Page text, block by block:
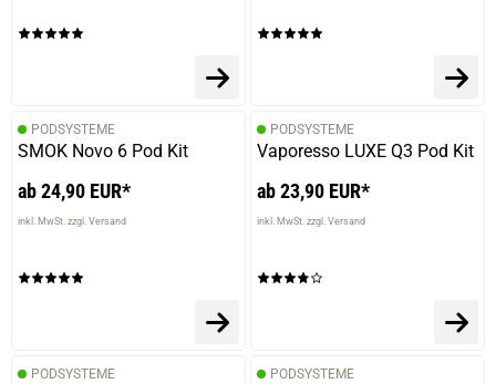
PODSYSTEME
SMOK Novo 6 Pod Kit
ab 24,90 EUR*
inkl. MwSt. zzgl. Versand
PODSYSTEME
Vaporesso LUXE Q3 Pod Kit
ab 23,90 EUR*
inkl. MwSt. zzgl. Versand
PODSYSTEME PODSYSTEME